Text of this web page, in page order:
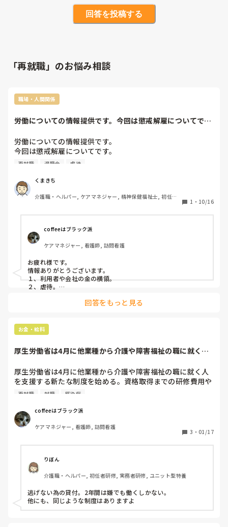
回答を投稿する
「再就職」のお悩み相談
職場・人間関係
労働についての情報提供です。今回は懲戒解雇についてで
労働についての情報提供です。
今回は懲戒解雇についてです。
懲戒解雇になると再就職がかなり
など不利益が大きいので普通解雇より
基準は厳しくなります。
基本は｢労働者の行為が労働関係から即時排除も
雇にする諭旨解雇もあるのはその判断が非常に難しく、本人
に判断させるという目的もあります。
介護業界で懲戒解雇案件となるのは
１、利用者や会社の金の横領。
２、虐待。
３、プライベートを含む酒酔い運転。
４、犯罪行為をしたこと。
などです。
た以外は難しく、市町村が虐待と認めた場合か警察が介入
懲戒解雇された場合で会社と争いになった場合、
例えば虐待が理由の場合、虐待の事実がないと判断されれ
なかったかもしれないが、さらに調べたら利用者の金を横領
は後から解雇事由を追加できません。
懲戒解雇処分になってその事実に覚えがなければ、
都道府県労働局か社会保険労務士会の労働相談(市役所とか
す。
事実を理路整然と説明でき、
一般の人から見て｢その解雇おかしいね｣と感じるものがある
つける傾向にあります。皆様が何を求めるのか、それによっ
て相談相手を探していって下さい。
労働基準監督署も話は聞いてはくれますが、解雇案件の場
合、別の機関を紹介されるだけです。
再就職 退職金 虐待
くまきち
介護職・ヘルパー, ケアマネジャー, 精神保健福祉士, 初任者
1 ・ 10/16
coffeeはブラック派
ケアマネジャー, 看護師, 訪問看護
お疲れ様です。
情報ありがとうございます。
１、利用者や会社の金の横領。
２、虐待。
４、犯罪行為をしたこと。
懲戒解雇になったら次の仕事就けなそうですね。
回答をもっと見る
お金・給料
厚生労働省は4月に他業種から介護や障害福祉の職に就く人
厚生労働省は4月に他業種から介護や障害福祉の職に就く人
を支援する新たな制度を始める。資格取得までの研修費用や
生活資金を国が支給するのに加え、就職前に20万円を貸し出
材確保に苦労しており、新型コロナウイルス禍で失業した人
を中心に2021年度に最低でも2万2千人の利用を目指す。
るのは初めてとなる。全国のハローワークが求職者に対し
て、資格取得から就職まで一体となった支援パッケージを提
案する。
他業種からでないといけないんですね😩
貸し出して、期間はつけるから、御礼奉公と同じ感じですよ
ね😅
再就職 就職 感染症
coffeeはブラック派
ケアマネジャー, 看護師, 訪問看護
3 ・ 01/17
りぼん
介護職・ヘルパー, 初任者研修, 実務者研修, ユニット型特養
逃げない為の貸付。2年間は嫌でも働くしかない。
他にも、同じような制度はありますよ